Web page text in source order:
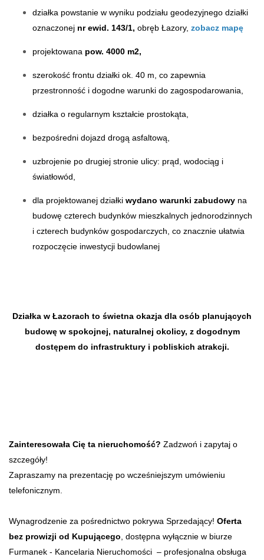
działka powstanie w wyniku podziału geodezyjnego działki
oznaczonej nr ewid. 143/1, obręb Łazory, zobacz mapę
projektowana pow. 4000 m2,
szerokość frontu działki ok. 40 m, co zapewnia
przestronność i dogodne warunki do zagospodarowania,
działka o regularnym kształcie prostokąta,
bezpośredni dojazd drogą asfaltową,
uzbrojenie po drugiej stronie ulicy: prąd, wodociąg i
światłowód,
dla projektowanej działki wydano warunki zabudowy na
budowę czterech budynków mieszkalnych jednorodzinnych
i czterech budynków gospodarczych, co znacznie ułatwia
rozpoczęcie inwestycji budowlanej
Działka w Łazorach to świetna okazja dla osób planujących
budowę w spokojnej, naturalnej okolicy, z dogodnym
dostępem do infrastruktury i pobliskich atrakcji.
Zainteresowała Cię ta nieruchomość? Zadzwoń i zapytaj o
szczegóły!
Zapraszamy na prezentację po wcześniejszym umówieniu
telefonicznym.
Wynagrodzenie za pośrednictwo pokrywa Sprzedający! Oferta
bez prowizji od Kupującego, dostępna wyłącznie w biurze
Furmanek - Kancelaria Nieruchomości – profesjonalna obsługa